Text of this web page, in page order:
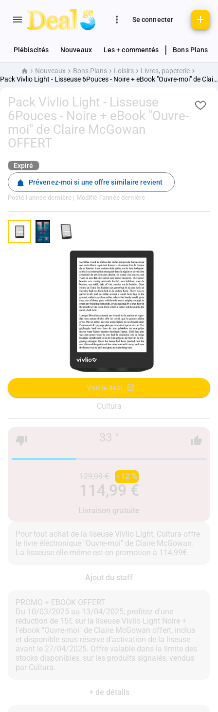
Se connecter
Plébiscités Nouveaux Les + commentés Bons Plans
AccueilNouveaux Bons Plans Loisirs
Livres, papeterie
Pack Vivlio Light - Lisseuse 6Pouces - Noire + eBook "Ouvre-moi" de Claire McGowan OFFERT
Pack Vivlio Light - Lisseuse
6Pouces - Noire + eBook "Ouvre-
moi" de Claire McGowan
OFFERT
Expiré
Prévenez-moi si une offre similaire revient
Posté l’année dernière | Modifié l’année dernière
Voir le deal
Cultura
33 °
129,99 € - 12 %
114,99 €
Livraison gratuite
Pour tout achat de la liseuse Vivlio Light, Cultura offre
le livre électronique "Ouvre-moi" de Claire McGowan.
Ajout du staff
PROMO + EBOOK OFFERT
Du 10/03/2025 au 13/04/2025, profitez d'une
réduction de 15€ sur la liseuse Vivlio Light Noire +
l'ebook "Ouvre-moi" de Claire McGowan offert, inclus
et disponible sous réserve d'activation de la liseuse
avant le 27/04/2025. Offre valable dans la limite des
stocks disponibles, sur les produits signalés, vendus
+ de détails